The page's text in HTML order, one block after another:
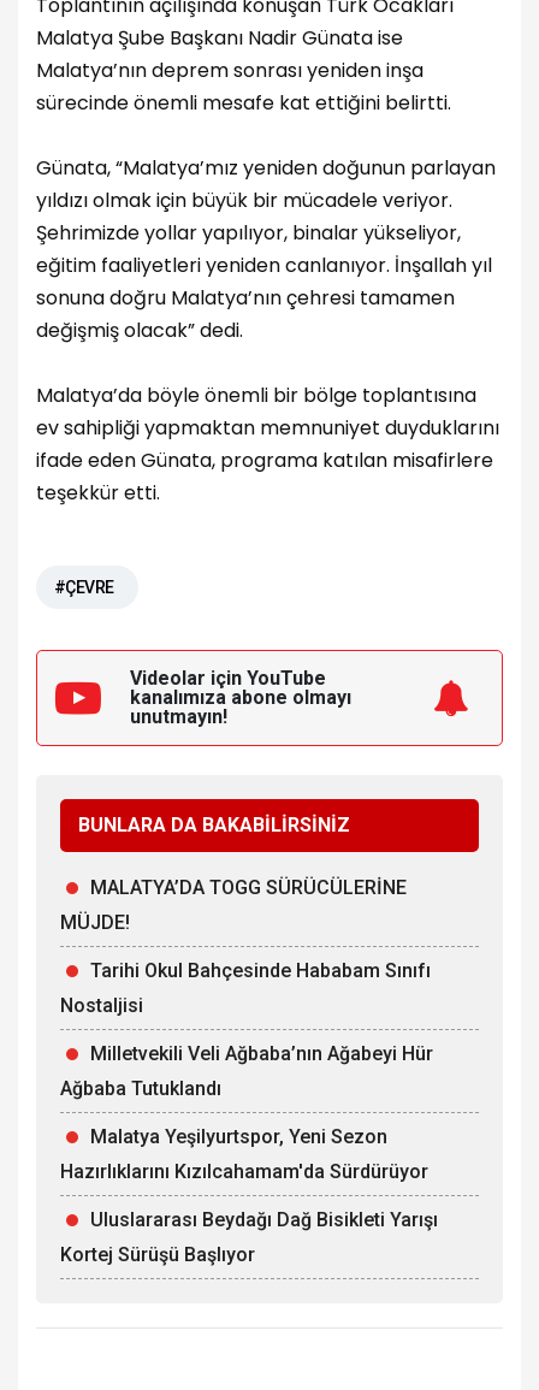
Malatya Şube Başkanı Nadir Günata ise
Malatya’nın deprem sonrası yeniden inşa
sürecinde önemli mesafe kat ettiğini belirtti.
Günata, “Malatya’mız yeniden doğunun parlayan
yıldızı olmak için büyük bir mücadele veriyor.
Şehrimizde yollar yapılıyor, binalar yükseliyor,
eğitim faaliyetleri yeniden canlanıyor. İnşallah yıl
sonuna doğru Malatya’nın çehresi tamamen
değişmiş olacak” dedi.
Malatya’da böyle önemli bir bölge toplantısına
ev sahipliği yapmaktan memnuniyet duyduklarını
ifade eden Günata, programa katılan misafirlere
teşekkür etti.
#ÇEVRE
Videolar için YouTube
kanalımıza abone olmayı
unutmayın!
BUNLARA DA BAKABİLİRSİNİZ
MALATYA’DA TOGG SÜRÜCÜLERİNE
MÜJDE!
Tarihi Okul Bahçesinde Hababam Sınıfı
Nostaljisi
Milletvekili Veli Ağbaba’nın Ağabeyi Hür
Ağbaba Tutuklandı
Malatya Yeşilyurtspor, Yeni Sezon
Hazırlıklarını Kızılcahamam'da Sürdürüyor
Uluslararası Beydağı Dağ Bisikleti Yarışı
Kortej Sürüşü Başlıyor